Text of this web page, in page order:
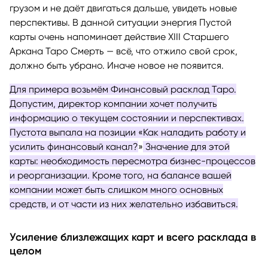
грузом и не даёт двигаться дальше, увидеть новые
перспективы. В данной ситуации энергия Пустой
карты очень напоминает действие XIII Старшего
Аркана Таро Смерть — всё, что отжило свой срок,
должно быть убрано. Иначе новое не появится.
Для примера возьмём Финансовый расклад Таро.
Допустим, директор компании хочет получить
информацию о текущем состоянии и перспективах.
Пустота выпала на позиции «Как наладить работу и
усилить финансовый канал?» Значение для этой
карты: необходимость пересмотра бизнес-процессов
и реорганизации. Кроме того, на балансе вашей
компании может быть слишком много основных
средств, и от части из них желательно избавиться.
Усиление близлежащих карт и всего расклада в
целом